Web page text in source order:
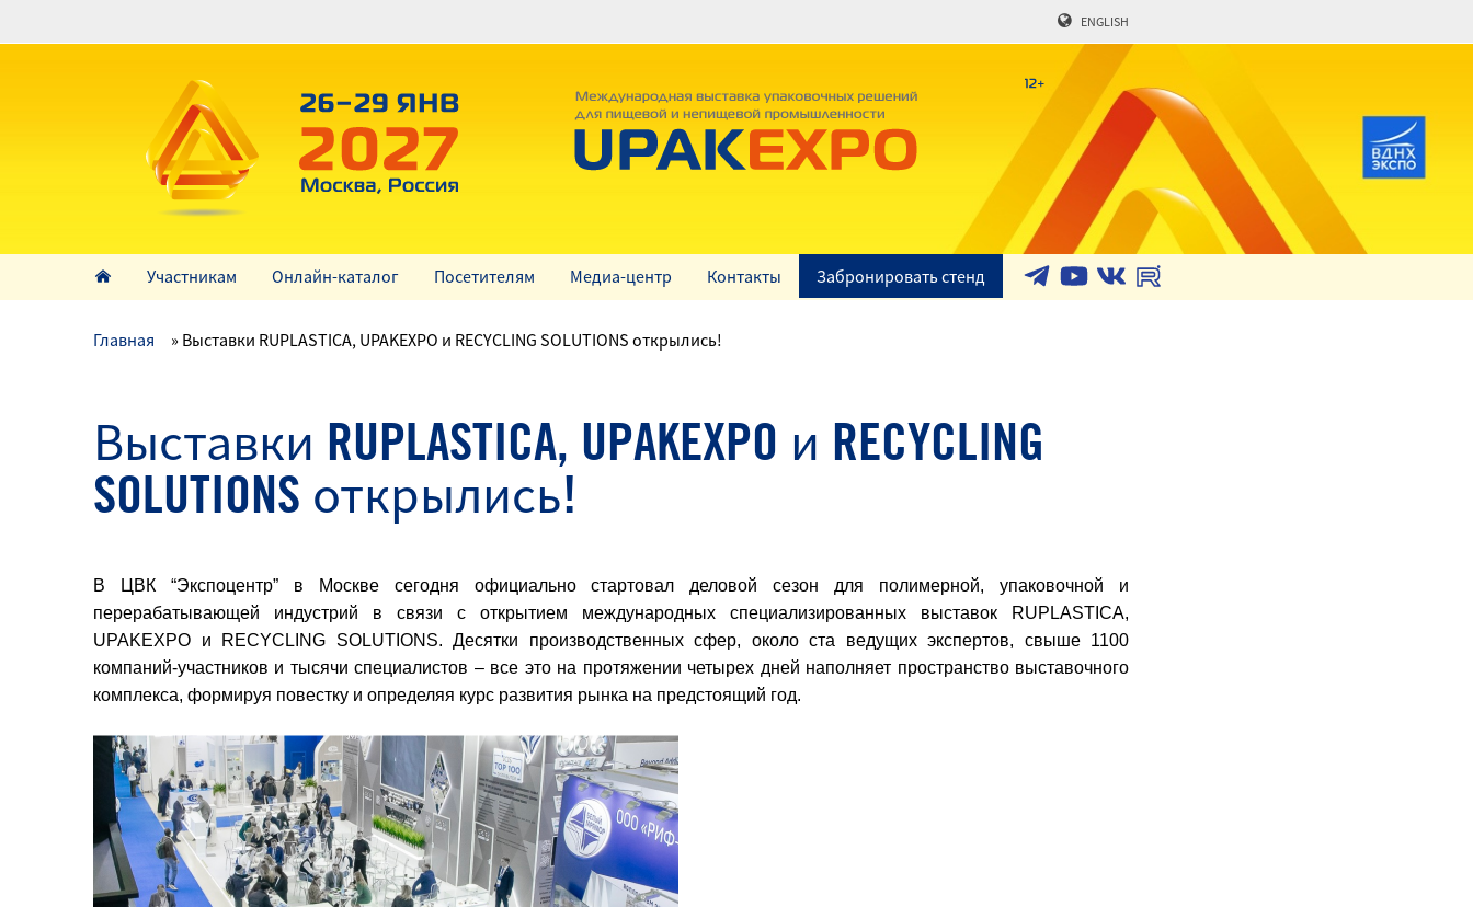
к
ENGLISH
Участникам Онлайн-каталог Посетителям Медиа-центр Контакты Забронировать стенд
Главная Выставки RUPLASTICA, UPAKEXPO и RECYCLING SOLUTIONS открылись!
Выставки RUPLASTICA, UPAKEXPO и RECYCLING
SOLUTIONS открылись!
В ЦВК “Экспоцентр” в Москве сегодня официально стартовал деловой сезон для полимерной, упаковочной и
перерабатывающей индустрий в связи с открытием международных специализированных выставок RUPLASTICA,
UPAKEXPO и RECYCLING SOLUTIONS. Десятки производственных сфер, около ста ведущих экспертов, свыше 1100
компаний-участников и тысячи специалистов – все это на протяжении четырех дней наполняет пространство выставочного
комплекса, формируя повестку и определяя курс развития рынка на предстоящий год.